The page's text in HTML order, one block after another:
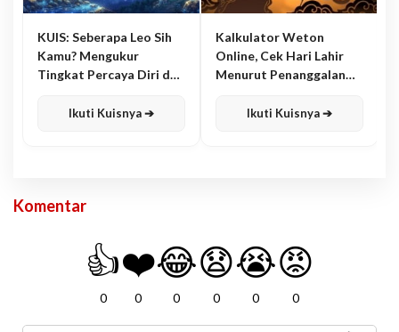
KUIS: Seberapa Leo Sih
Kamu? Mengukur
Tingkat Percaya Diri dan
Ikuti Kuisnya ➔
Kalkulator Weton
Online, Cek Hari Lahir
Menurut Penanggalan
Ikuti Kuisnya ➔
Komentar
👍
0
❤️
0
😂
0
😧
0
😭
0
😡
0